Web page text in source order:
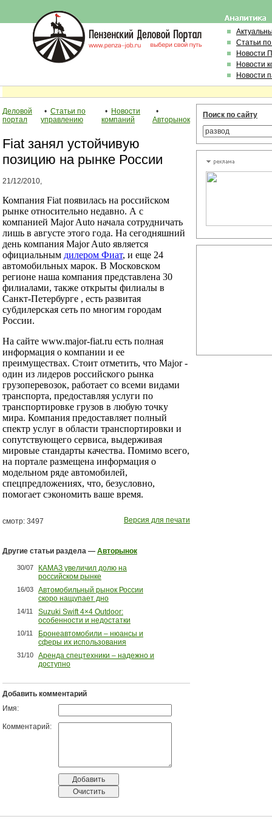
Статьи
Новости
Новости
Новости
Деловой
портал
• Статьи по
управлению
• Новости
компаний
•
Авторынок
Fiat занял устойчивую
позицию на рынке России
21/12/2010,
Компания Fiat появилась на российском
рынке относительно недавно. А с
компанией Major Auto начала сотрудничать
лишь в августе этого года. На сегодняшний
день компания Major Auto является
официальным дилером Фиат, и еще 24
автомобильных марок. В Московском
регионе наша компания представлена 30
филиалами, также открыты филиалы в
Санкт-Петербурге , есть развитая
субдилерская сеть по многим городам
России.
На сайте www.major-fiat.ru есть полная
информация о компании и ее
преимуществах. Стоит отметить, что Major -
один из лидеров российского рынка
грузоперевозок, работает со всеми видами
транспорта, предоставляя услуги по
транспортировке грузов в любую точку
мира. Компания предоставляет полный
спектр услуг в области транспортировки и
сопутствующего сервиса, выдерживая
мировые стандарты качества. Помимо всего,
на портале размещена информация о
модельном ряде автомобилей,
спецпредложениях, что, безусловно,
помогает сэкономить ваше время.
смотр: 3497 Версия для печати
Другие статьи раздела — Авторынок
30/07
КАМАЗ увеличил долю на
российском рынке
16/03
Автомобильный рынок России
скоро нащупает дно
14/11
Suzuki Swift 4×4 Outdoor:
особенности и недостатки
10/11
Бронеавтомобили – нюансы и
сферы их использования
31/10
Аренда спецтехники – надежно и
доступно
Добавить комментарий
Имя:
Комментарий:
Поиск по сайту